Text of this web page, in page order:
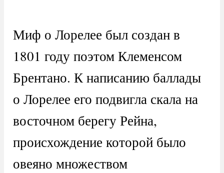
Миф о Лорелее был создан в
1801 году поэтом Клеменсом
Брентано. К написанию баллады
о Лорелее его подвигла скала на
восточном берегу Рейна,
происхождение которой было
овеяно множеством